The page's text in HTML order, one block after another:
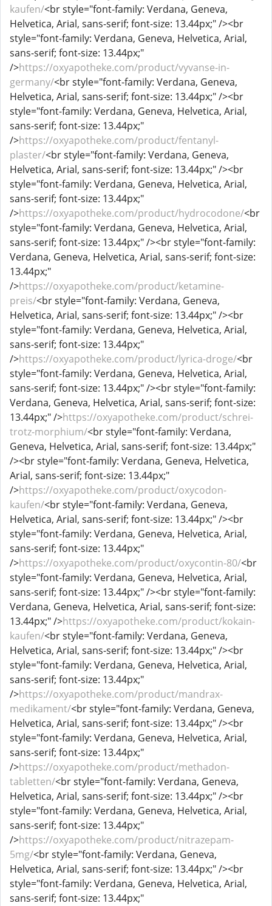
kaufen/<br style="font-family: Verdana, Geneva,
Helvetica, Arial, sans-serif; font-size: 13.44px;" /><br
style="font-family: Verdana, Geneva, Helvetica, Arial,
sans-serif; font-size: 13.44px;"
/>https://oxyapotheke.com/product/vyvanse-in-
germany/<br style="font-family: Verdana, Geneva,
Helvetica, Arial, sans-serif; font-size: 13.44px;" /><br
style="font-family: Verdana, Geneva, Helvetica, Arial,
sans-serif; font-size: 13.44px;"
/>https://oxyapotheke.com/product/fentanyl-
plaster/<br style="font-family: Verdana, Geneva,
Helvetica, Arial, sans-serif; font-size: 13.44px;" /><br
style="font-family: Verdana, Geneva, Helvetica, Arial,
sans-serif; font-size: 13.44px;"
/>https://oxyapotheke.com/product/hydrocodone/<br
style="font-family: Verdana, Geneva, Helvetica, Arial,
sans-serif; font-size: 13.44px;" /><br style="font-family:
Verdana, Geneva, Helvetica, Arial, sans-serif; font-size:
13.44px;"
/>https://oxyapotheke.com/product/ketamine-
preis/<br style="font-family: Verdana, Geneva,
Helvetica, Arial, sans-serif; font-size: 13.44px;" /><br
style="font-family: Verdana, Geneva, Helvetica, Arial,
sans-serif; font-size: 13.44px;"
/>https://oxyapotheke.com/product/lyrica-droge/<br
style="font-family: Verdana, Geneva, Helvetica, Arial,
sans-serif; font-size: 13.44px;" /><br style="font-family:
Verdana, Geneva, Helvetica, Arial, sans-serif; font-size:
13.44px;" />https://oxyapotheke.com/product/schrei-
trotz-morphium/<br style="font-family: Verdana,
Geneva, Helvetica, Arial, sans-serif; font-size: 13.44px;"
/><br style="font-family: Verdana, Geneva, Helvetica,
Arial, sans-serif; font-size: 13.44px;"
/>https://oxyapotheke.com/product/oxycodon-
kaufen/<br style="font-family: Verdana, Geneva,
Helvetica, Arial, sans-serif; font-size: 13.44px;" /><br
style="font-family: Verdana, Geneva, Helvetica, Arial,
sans-serif; font-size: 13.44px;"
/>https://oxyapotheke.com/product/oxycontin-80/<br
style="font-family: Verdana, Geneva, Helvetica, Arial,
sans-serif; font-size: 13.44px;" /><br style="font-family:
Verdana, Geneva, Helvetica, Arial, sans-serif; font-size:
13.44px;" />https://oxyapotheke.com/product/kokain-
kaufen/<br style="font-family: Verdana, Geneva,
Helvetica, Arial, sans-serif; font-size: 13.44px;" /><br
style="font-family: Verdana, Geneva, Helvetica, Arial,
sans-serif; font-size: 13.44px;"
/>https://oxyapotheke.com/product/mandrax-
medikament/<br style="font-family: Verdana, Geneva,
Helvetica, Arial, sans-serif; font-size: 13.44px;" /><br
style="font-family: Verdana, Geneva, Helvetica, Arial,
sans-serif; font-size: 13.44px;"
/>https://oxyapotheke.com/product/methadon-
tabletten/<br style="font-family: Verdana, Geneva,
Helvetica, Arial, sans-serif; font-size: 13.44px;" /><br
style="font-family: Verdana, Geneva, Helvetica, Arial,
sans-serif; font-size: 13.44px;"
/>https://oxyapotheke.com/product/nitrazepam-
5mg/<br style="font-family: Verdana, Geneva,
Helvetica, Arial, sans-serif; font-size: 13.44px;" /><br
style="font-family: Verdana, Geneva, Helvetica, Arial,
sans-serif; font-size: 13.44px;"